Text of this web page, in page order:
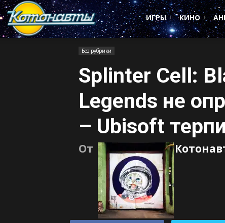
Котонавты
ИГРЫ
КИНО
Без рубрики
Splinter Cell:
Legends не
– Ubisoft
От